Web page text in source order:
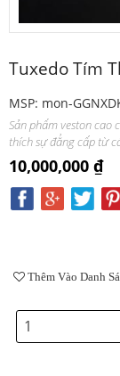
Tuxedo Tím
MSP: mon-
Sản phẩm veston cao
thích sự đẳng cấp từ
10,000,000 ₫
Thêm Vào Danh